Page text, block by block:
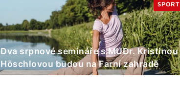
Dva srpnové semináře s MUDr. Kristinou
Höschlovou budou na Farní zahradě
SPORT